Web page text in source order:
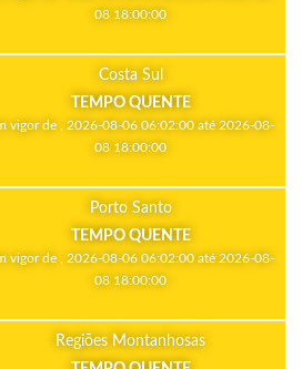
08 18:00:00
Costa Sul
TEMPO QUENTE
vigor de , 2026-08-06 06:02:00 até 2026-08-
08 18:00:00
Porto Santo
TEMPO QUENTE
vigor de , 2026-08-06 06:02:00 até 2026-08-
08 18:00:00
Regiões Montanhosas